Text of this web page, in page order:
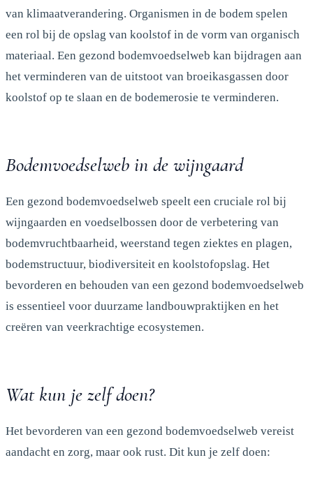
van klimaatverandering. Organismen in de bodem spelen
een rol bij de opslag van koolstof in de vorm van organisch
materiaal. Een gezond bodemvoedselweb kan bijdragen aan
het verminderen van de uitstoot van broeikasgassen door
koolstof op te slaan en de bodemerosie te verminderen.
Bodemvoedselweb in de wijngaard
Een gezond bodemvoedselweb speelt een cruciale rol bij
wijngaarden en voedselbossen door de verbetering van
bodemvruchtbaarheid, weerstand tegen ziektes en plagen,
bodemstructuur, biodiversiteit en koolstofopslag. Het
bevorderen en behouden van een gezond bodemvoedselweb
is essentieel voor duurzame landbouwpraktijken en het
creëren van veerkrachtige ecosystemen.
Wat kun je zelf doen?
Het bevorderen van een gezond bodemvoedselweb vereist
aandacht en zorg, maar ook rust. Dit kun je zelf doen: